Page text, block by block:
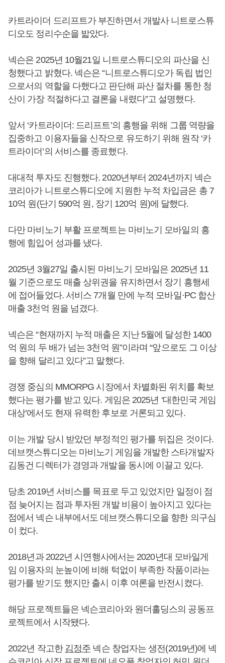
카트라이더 드리프트가 부진하면서 개발사 니트로스튜
디오도 정리수순을 밟았다.
넥슨은 2025년 10월21일 니트로스튜디오의 파산을 신
청했다고 밝혔다. 넥슨은 “니트로스튜디오가 독립 법인
으로서의 역할을 다했다고 판단해 파산 절차를 통한 청
산이 가장 적절하다고 결론을 내렸다”고 설명했다.
앞서 ‘카트라이더: 드리프트’의 흥행을 위해 그룹 역량을
집중하고 이용자들을 신작으로 유도하기 위해 원작 ‘카
트라이더’의 서비스를 종료했다.
대대적 투자도 진행했다. 2020년부터 2024년까지 넥슨
코리아가 니트로스튜디오에 지원한 누적 차입금은 총 7
10억 원(단기 590억 원, 장기 120억 원)에 달했다.
다만 마비노기 부활 프로젝트는 마비노기 모바일의 흥
행에 힘입어 성과를 냈다.
2025년 3월27일 출시된 마비노기 모바일은 2025년 11
월 기준으로도 매출 상위권을 유지하면서 장기 흥행세
에 접어들었다. 서비스 7개월 만에 누적 모바일·PC 합산
매출 3천억 원을 넘겼다.
넥슨은 “현재까지 누적 매출은 지난 5월에 달성한 1400
억 원의 두 배가 넘는 3천억 원”이라며 “앞으로도 그 이상
을 향해 달리고 있다”고 말했다.
경쟁 중심의 MMORPG 시장에서 차별화된 위치를 확보
했다는 평가를 받고 있다. 게임은 2025년 ‘대한민국 게임
대상’에서도 현재 유력한 후보로 거론되고 있다.
이는 개발 당시 받았던 부정적인 평가를 뒤집은 것이다.
데브캣스튜디오는 마비노기 게임을 개발한 스타개발자
김동건 디렉터가 경영과 개발을 동시에 이끌고 있다.
당초 2019년 서비스를 목표로 두고 있었지만 일정이 점
점 늦어지는 점과 투자된 개발 비용이 높아지고 있다는
점에서 넥슨 내부에서도 데브캣스튜디오을 향한 의구심
이 컸다.
2018년과 2022년 시연행사에서는 2020년대 모바일게
임 이용자의 눈높이에 비해 턱없이 부족한 작품이라는
평가를 받기도 했지만 출시 이후 여론을 반전시켰다.
해당 프로젝트들은 넥슨코리아와 원더홀딩스의 공동프
로젝트에서 시작됐다.
2022년 작고한 김정주 넥슨 창업자는 생전(2019년)에 넥